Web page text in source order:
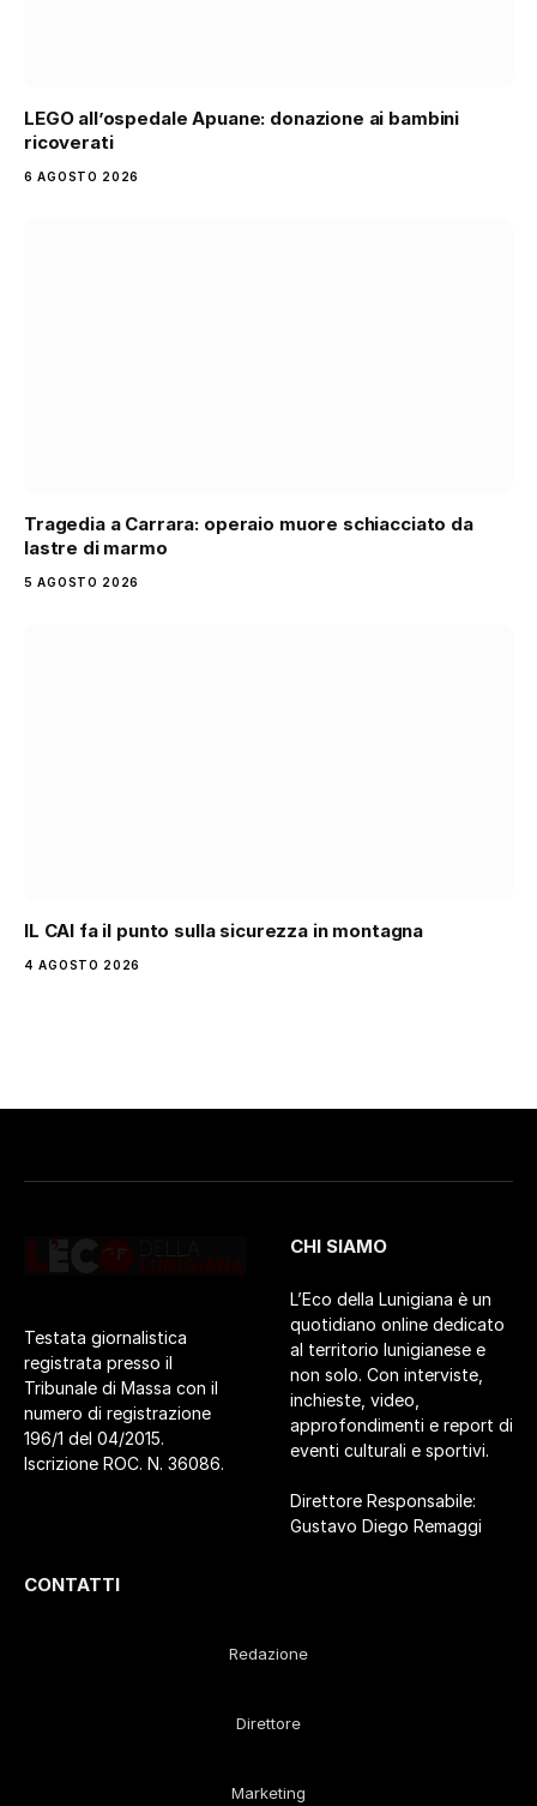
LEGO all’ospedale Apuane: donazione ai bambini
ricoverati
6 AGOSTO 2026
Tragedia a Carrara: operaio muore schiacciato da
lastre di marmo
5 AGOSTO 2026
IL CAI fa il punto sulla sicurezza in montagna
4 AGOSTO 2026
Testata giornalistica
registrata presso il
Tribunale di Massa con il
numero di registrazione
196/1 del 04/2015.
Iscrizione ROC. N. 36086.
CHI SIAMO
L’Eco della Lunigiana è un
quotidiano online dedicato
al territorio lunigianese e
non solo. Con interviste,
inchieste, video,
approfondimenti e report di
eventi culturali e sportivi.
Direttore Responsabile:
Gustavo Diego Remaggi
CONTATTI
Redazione
Direttore
Marketing